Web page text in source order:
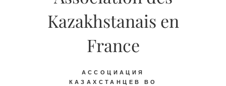
Kazakhstanais en
France
АССОЦИАЦИЯ
КАЗАХСТАНЦЕВ ВО